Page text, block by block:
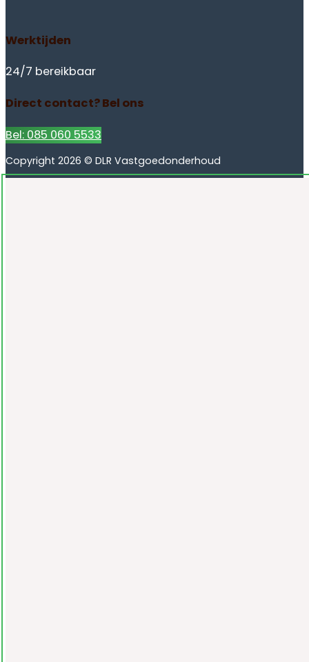
Werktijden
24/7 bereikbaar
Direct contact? Bel ons
Bel: 085 060 5533
Copyright 2026 © DLR Vastgoedonderhoud